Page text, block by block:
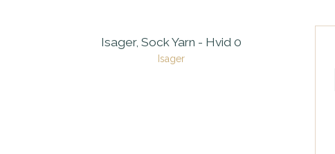
Isager, Sock Yarn - Hvid 0
Isager